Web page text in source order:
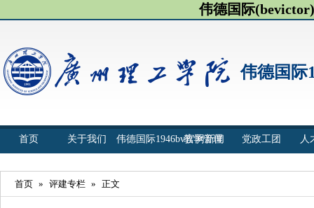
伟德国际
伟德国际
首页 关于我们 伟德国际1946bv官网新闻
教学管理 党政工团 人
首页 » 评建专栏 » 正文